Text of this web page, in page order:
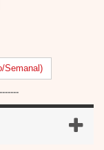
Semanal)